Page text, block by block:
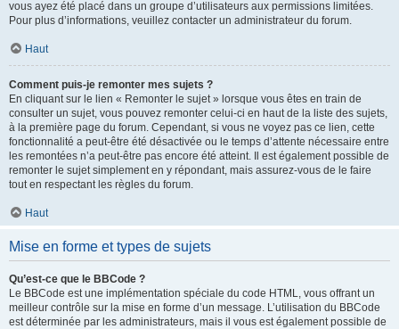
vous ayez été placé dans un groupe d’utilisateurs aux permissions limitées.
Pour plus d’informations, veuillez contacter un administrateur du forum.
Haut
Comment puis-je remonter mes sujets ?
En cliquant sur le lien « Remonter le sujet » lorsque vous êtes en train de
consulter un sujet, vous pouvez remonter celui-ci en haut de la liste des sujets,
à la première page du forum. Cependant, si vous ne voyez pas ce lien, cette
fonctionnalité a peut-être été désactivée ou le temps d’attente nécessaire entre
les remontées n’a peut-être pas encore été atteint. Il est également possible de
remonter le sujet simplement en y répondant, mais assurez-vous de le faire
tout en respectant les règles du forum.
Haut
Mise en forme et types de sujets
Qu’est-ce que le BBCode ?
Le BBCode est une implémentation spéciale du code HTML, vous offrant un
meilleur contrôle sur la mise en forme d’un message. L’utilisation du BBCode
est déterminée par les administrateurs, mais il vous est également possible de